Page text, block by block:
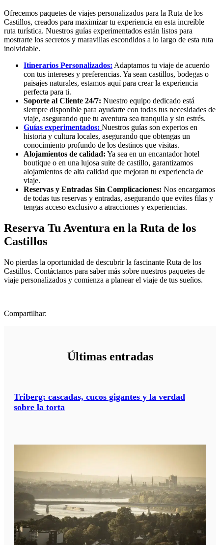
Ofrecemos paquetes de viajes personalizados para la Ruta de los
Castillos, creados para maximizar tu experiencia en esta increíble
ruta turística. Nuestros guías experimentados están listos para
mostrarte los secretos y maravillas escondidos a lo largo de esta ruta
inolvidable.
Itinerarios Personalizados: Adaptamos tu viaje de acuerdo
con tus intereses y preferencias. Ya sean castillos, bodegas o
paisajes naturales, estamos aquí para crear la experiencia
perfecta para ti.
Soporte al Cliente 24/7: Nuestro equipo dedicado está
siempre disponible para ayudarte con todas tus necesidades de
viaje, asegurando que tu aventura sea tranquila y sin estrés.
Guías experimentados: Nuestros guías son expertos en
historia y cultura locales, asegurando que obtengas un
conocimiento profundo de los destinos que visitas.
Alojamientos de calidad: Ya sea en un encantador hotel
boutique o en una lujosa suite de castillo, garantizamos
alojamientos de alta calidad que mejoran tu experiencia de
viaje.
Reservas y Entradas Sin Complicaciones: Nos encargamos
de todas tus reservas y entradas, asegurando que evites filas y
tengas acceso exclusivo a atracciones y experiencias.
Reserva Tu Aventura en la Ruta de los
Castillos
No pierdas la oportunidad de descubrir la fascinante Ruta de los
Castillos. Contáctanos para saber más sobre nuestros paquetes de
viaje personalizados y comienza a planear el viaje de tus sueños.
Compartilhar:
Últimas entradas
Triberg: cascadas, cucos gigantes y la verdad
sobre la torta